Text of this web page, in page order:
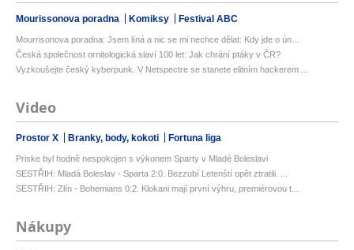
Mourissonova poradna Komiksy Festival ABC
Mourrisonova poradna: Jsem líná a nic se mi nechce dělat: Kdy jde o ún...
Česká společnost ornitologická slaví 100 let: Jak chrání ptáky v ČR?
Vyzkoušejte český kyberpunk. V Netspectre se stanete elitním hackerem ...
Video
Prostor X Branky, body, kokoti Fortuna liga
Priske byl hodně nespokojen s výkonem Sparty v Mladé Boleslavi
SESTŘIH: Mladá Boleslav - Sparta 2:0. Bezzubí Letenští opět ztratili. ...
SESTŘIH: Zlín - Bohemians 0:2. Klokani mají první výhru, premiérovou t...
Nákupy